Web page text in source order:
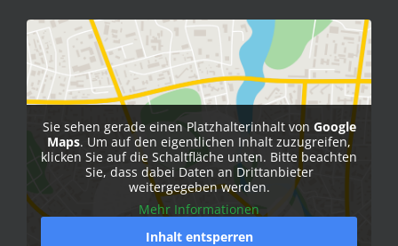
Sie sehen gerade einen Platzhalterinhalt von Google
Maps. Um auf den eigentlichen Inhalt zuzugreifen,
klicken Sie auf die Schaltfläche unten. Bitte beachten
Sie, dass dabei Daten an Drittanbieter
weitergegeben werden.
Mehr Informationen
Inhalt entsperren